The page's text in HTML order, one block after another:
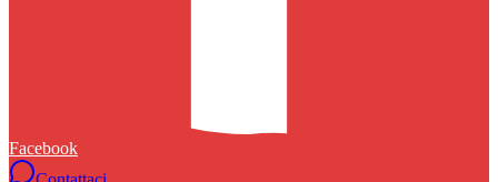
Facebook